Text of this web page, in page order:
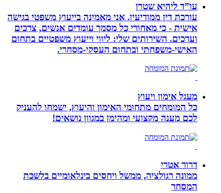
עו”ד ליהיא שטרן
עורכת דין ממודיעין. אני מאמינה בייעוץ משפטי בגישה
אישית - כי מאחורי כל מסמך עומדים אנשים, צרכים
וערכים. השירותים שלי: ליווי וייעוץ משפטיים בתחום
האישי-משפחתי ובתחום העסקי-מסחרי.
מעגל אימון ויעוץ
כל המומחים מתחומי האימון והיעוץ, ישמחו להעניק
לכם מענה מקצועי ומהימן במגוון נושאים!
דרור אטרי
ממונה רגולציה, ממשל ויחסים בינלאומיים בלשכת
המסחר